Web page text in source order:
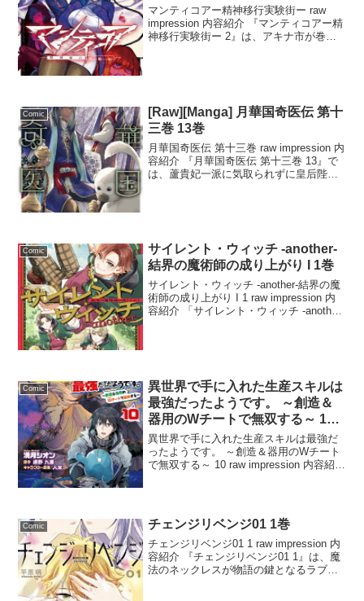
マンティコアー精神移行実験街ー raw
impression 内容紹介 『マンティコアー精
神移行実験街ー 2』は、アキナ市が巻き
Comic
[Raw][Manga] 月華国奇医伝 第十
三巻 13巻
月華国奇医伝 第十三巻 raw impression 内
容紹介 『月華国奇医伝 第十三巻 13』で
は、蘆貴妃一派に気取られずに皇后陛下
Comic
サイレント・ウィッチ -another-
結界の魔術師の成り上がり I 1巻
サイレント・ウィッチ -another-結界の魔
術師の成り上がり I 1 raw impression 内
容紹介 「サイレント・ウィッチ -another-
Comic
異世界で手に入れた生産スキルは
最強だったようです。 ～創造＆
器用のWチートで無双する～ 10
巻
異世界で手に入れた生産スキルは最強だ
ったようです。 ～創造＆器用のWチート
で無双する～ 10 raw impression 内容紹介
Comic チェンジリベンジ01 1巻
チェンジリベンジ01 1 raw impression 内
容紹介 『チェンジリベンジ01 1』は、魔
法のネックレスが物語の鍵となるラブス